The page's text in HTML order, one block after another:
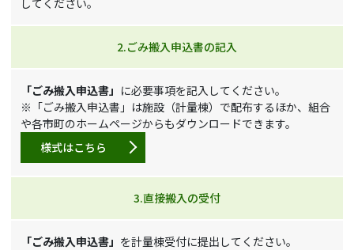
2.ごみ搬入申込書の記入
「ごみ搬入申込書」 に必要事項を記入してください。
※「ごみ搬入申込書」は施設（計量棟）で配布するほか、組合
や各市町のホームページからもダウンロードできます。
様式はこちら
3.直接搬入の受付
「ごみ搬入申込書」 を計量棟受付に提出してください。